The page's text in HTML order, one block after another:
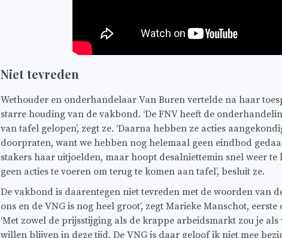
Niet tevreden
Wethouder en onderhandelaar Van Buren vertelde na haar
starre houding van de vakbond. ‘De FNV heeft de
van tafel gelopen’, zegt ze. ‘Daarna hebben ze acties
doorpraten, want we hebben nog helemaal geen eindbod
stakers haar uitjoelden, maar hoopt desalniettemin snel weer te
geen acties te voeren om terug te komen aan tafel’, besluit ze.
De vakbond is daarentegen niet tevreden met de woorden van
ons en de VNG is nog heel groot’, zegt Marieke Manschot,
‘Met zowel de prijsstijging als de krappe arbeidsmarkt zou je
willen blijven in deze tijd. De VNG is daar geloof ik niet mee